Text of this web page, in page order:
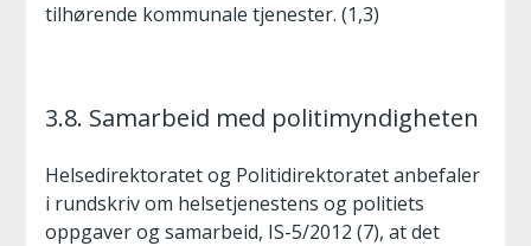
tilhørende kommunale tjenester. (1,3)
3.8. Samarbeid med politimyndigheten
Helsedirektoratet og Politidirektoratet anbefaler
i rundskriv om helsetjenestens og politiets
oppgaver og samarbeid, IS-5/2012 (7), at det